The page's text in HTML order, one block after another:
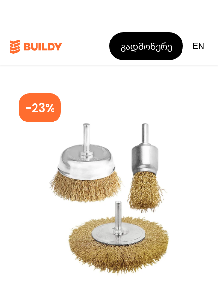
გადმოწერე EN
-23%